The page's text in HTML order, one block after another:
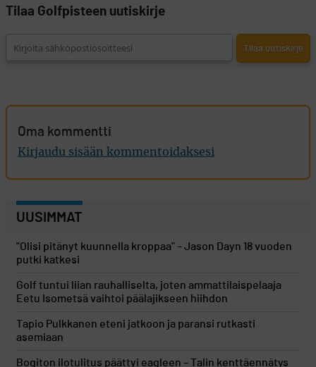
Tilaa Golfpisteen uutiskirje
Oma kommentti
Kirjaudu sisään kommentoidaksesi
UUSIMMAT
"Olisi pitänyt kuunnella kroppaa" – Jason Dayn 18 vuoden
putki katkesi
Golf tuntui liian rauhalliselta, joten ammattilaispelaaja
Eetu Isometsä vaihtoi päälajikseen hiihdon
Tapio Pulkkanen eteni jatkoon ja paransi rutkasti
asemiaan
Bogiton ilotulitus päättyi eagleen – Talin kenttäennätys